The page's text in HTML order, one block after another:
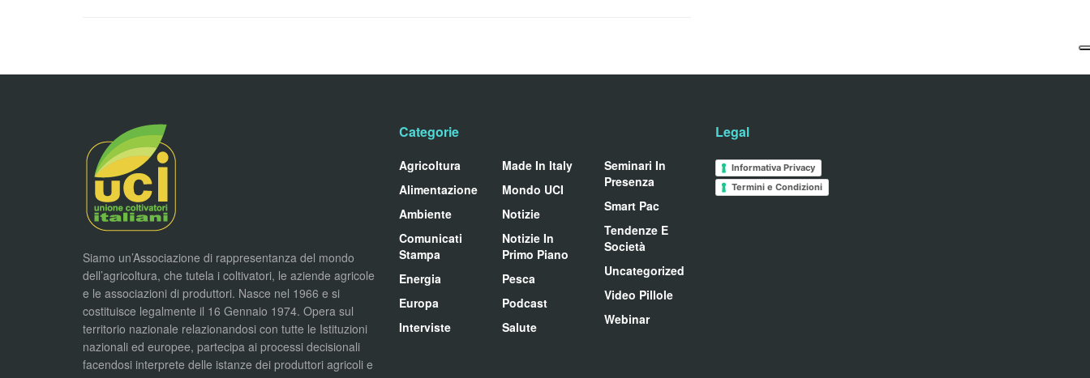
Siamo un’Associazione di rappresentanza del mondo
dell’agricoltura, che tutela i coltivatori, le aziende agricole
e le associazioni di produttori. Nasce nel 1966 e si
costituisce legalmente il 16 Gennaio 1974. Opera sul
territorio nazionale relazionandosi con tutte le Istituzioni
nazionali ed europee, partecipa ai processi decisionali
facendosi interprete delle istanze dei produttori agricoli e
Categorie
Agricoltura
Alimentazione
Ambiente
Comunicati
Stampa
Energia
Europa
Interviste
Made In Italy
Mondo UCI
Notizie
Notizie In
Primo Piano
Pesca
Podcast
Salute
Seminari In
Presenza
Smart Pac
Tendenze E
Società
Uncategorized
Video Pillole
Webinar
Legal
Informativa Privacy
Termini e Condizioni